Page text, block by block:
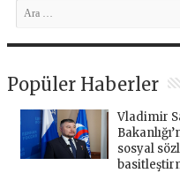
Popüler Haberler
Vladimir
sosyal